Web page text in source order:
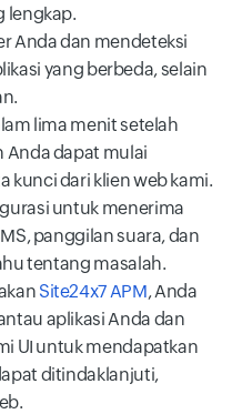
lengkap.
Anda dan mendeteksi
yang berbeda, selain
lima menit setelah
Anda dapat mulai
kunci dari klien web kami.
untuk menerima
panggilan suara, dan
tentang masalah.
Site24x7 APM, Anda
aplikasi Anda dan
UI untuk mendapatkan
ditindaklanjuti,